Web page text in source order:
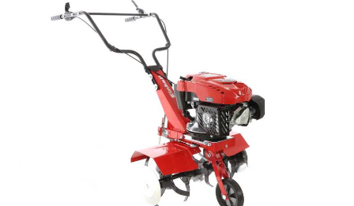
Scies à os
Scies à Ruban
Scies alternatives à batterie
Scies de jardin télescopiques
Sécateurs électriques à batterie
Sécateurs et Échenilloirs manuels
Sécateurs pneumatiques
Semoirs et Épandeurs d'engrais
Imperia